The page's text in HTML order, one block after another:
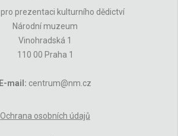
prezentaci kulturního dědictví
Národní muzeum
Vinohradská 1
110 00 Praha 1
E-mail: centrum@nm.cz
Ochrana osobních údajů